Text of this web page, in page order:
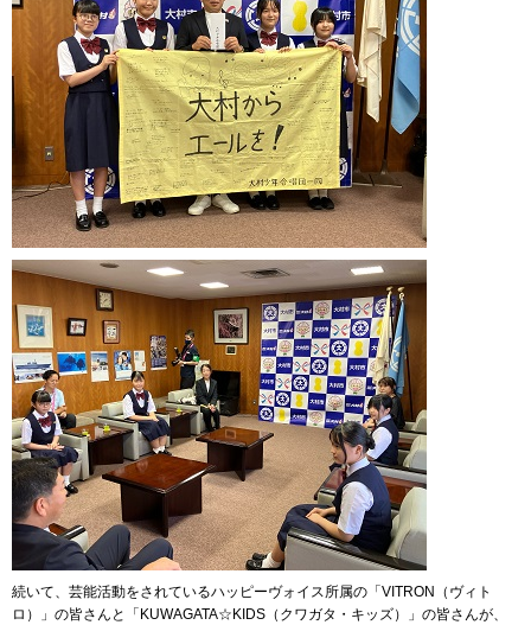
続いて、芸能活動をされているハッピーヴォイス所属の「VITRON（ヴィト
ロ）」の皆さんと「KUWAGATA☆KIDS（クワガタ・キッズ）」の皆さんが、